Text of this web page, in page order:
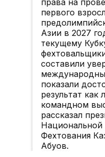
первого
Азии в 2027
текущему
составили
показали
результат как
командном
рассказал
Фехтования
Абуов.